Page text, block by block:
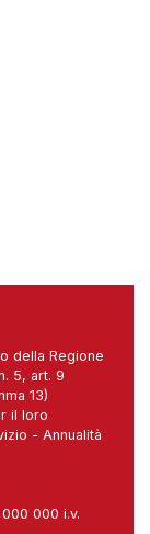
della Regione
5, art. 9
13)
il loro
- Annualità
000 i.v.